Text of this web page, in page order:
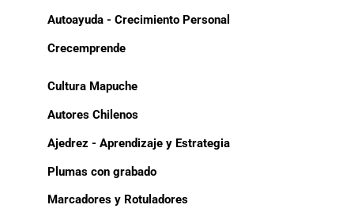
Autoayuda - Crecimiento Personal
Crecemprende
Cultura Mapuche
Autores Chilenos
Ajedrez - Aprendizaje y Estrategia
Plumas con grabado
Marcadores y Rotuladores